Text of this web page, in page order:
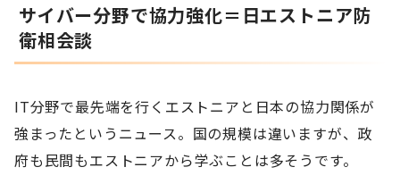
サイバー分野で協力強化＝日エストニア防
衛相会談
IT分野で最先端を行くエストニアと日本の協力関係が
強まったというニュース。国の規模は違いますが、政
府も民間もエストニアから学ぶことは多そうです。